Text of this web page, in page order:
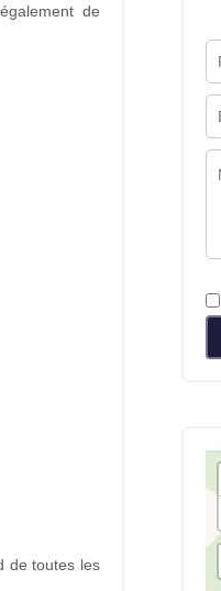
de
de toutes les